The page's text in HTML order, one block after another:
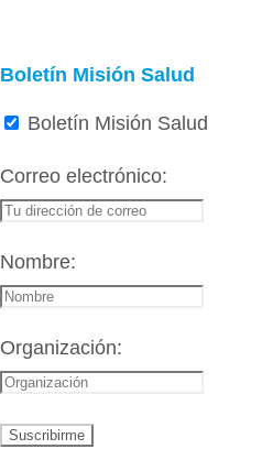
Boletín Misión Salud
Boletín Misión Salud
Correo electrónico:
Nombre:
Organización: